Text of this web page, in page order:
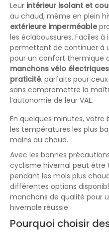
Leur intérieur isolant et
au chaud, même en plein
extérieure imperméable
les éclaboussures. Faciles à
permettent de continuer à
pour un confort thermique
manchons vélo électriques
praticité, parfaits pour
sans compromettre la
l’autonomie de leur VAE.
En quelques minutes,
les températures les plus
mains au chaud.
Avec les bonnes
cyclisme hivernal peut être
pendant les mois plus
différentes options
manchons de qualité pour
hivernale réussie.
Pourquoi choisir